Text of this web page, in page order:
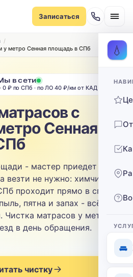
Записаться
удобное время
сполитикой конфиденциальности
💧
у метро Сенная площадь в СПб
в сети
0 ₽ по СПб · по ЛО 40 ₽/км от КАД
с
Сенная
- мастер приедет к вам
везти не нужно: химчистка
проходит прямо в спальне
пятна и запах - всё, что
матрасов у метро
в день обращения.
чистку